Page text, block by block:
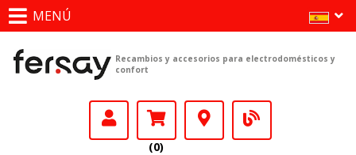
MENÚ
Recambios y accesorios para electrodomésticos y
confort
(0)